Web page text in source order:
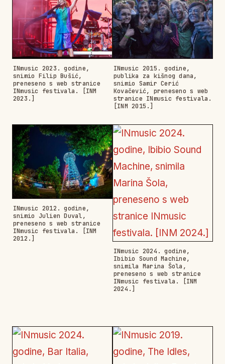
INmusic 2023. godine,
snimio Filip Bušić,
preneseno s web stranice
INmusic festivala. [INM
2023.]
INmusic 2015. godine,
publika za kišnog dana,
snimio Samir Cerić
Kovačević, preneseno s web
stranice INmusic festivala.
[INM 2015.]
INmusic 2012. godine,
snimio Julien Duval,
preneseno s web stranice
INmusic festivala. [INM
2012.]
INmusic 2024. godine,
Ibibio Sound Machine,
snimila Marina Šola,
preneseno s web stranice
INmusic festivala. [INM
2024.]